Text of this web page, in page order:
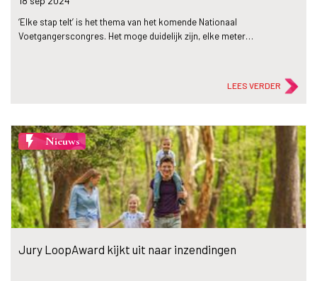
‘Elke stap telt’ is het thema van het komende Nationaal
Voetgangerscongres. Het moge duidelijk zijn, elke meter…
LEES VERDER
flash_on Nieuws
Jury LoopAward kijkt uit naar inzendingen